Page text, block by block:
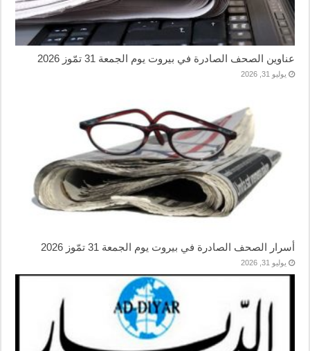
عناوين الصحف الصادرة في بيروت يوم الجمعة 31 تمّوز 2026
يوليو 31, 2026
أسرار الصحف الصادرة في بيروت يوم الجمعة 31 تمّوز 2026
يوليو 31, 2026